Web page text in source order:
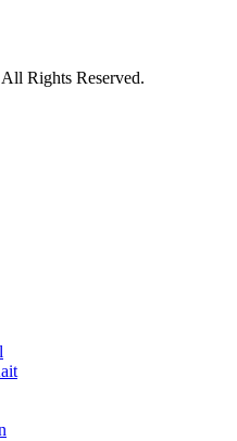
Rights Reserved.